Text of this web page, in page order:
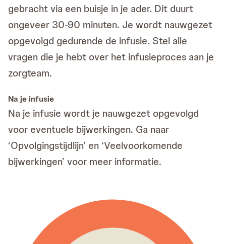
gebracht via een buisje in je ader. Dit duurt
ongeveer 30-90 minuten. Je wordt nauwgezet
opgevolgd gedurende de infusie. Stel alle
vragen die je hebt over het infusieproces aan je
zorgteam.
Na je infusie
Na je infusie wordt je nauwgezet opgevolgd
voor eventuele bijwerkingen. Ga naar
‘Opvolgingstijdlijn’ en ‘Veelvoorkomende
bijwerkingen’ voor meer informatie.